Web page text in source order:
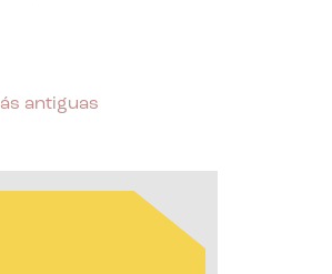
antiguas